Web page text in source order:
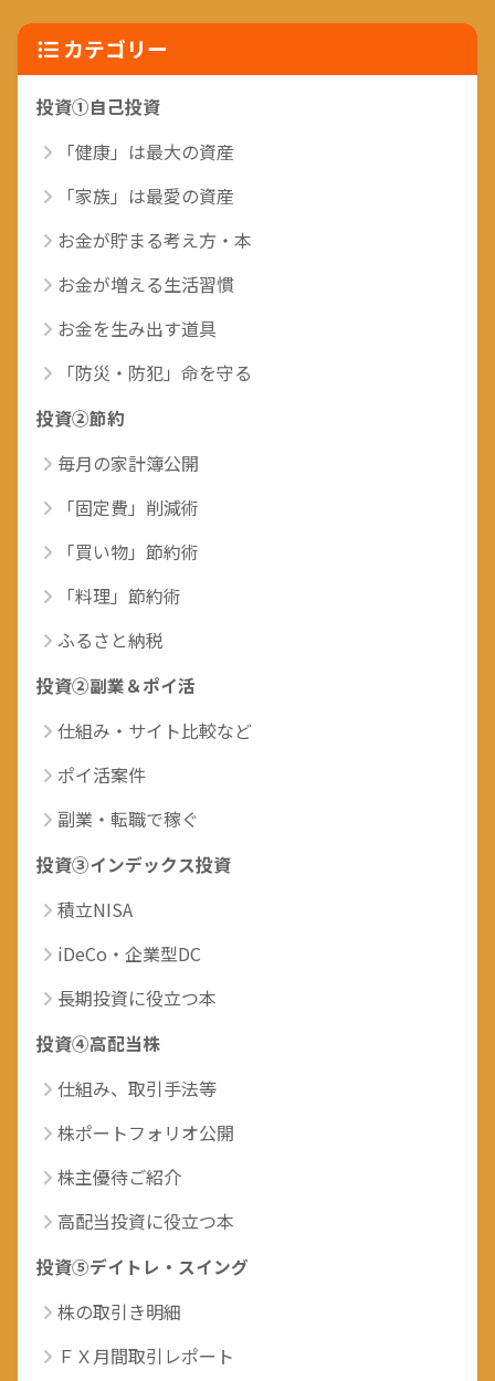
カテゴリー
投資①自己投資
「健康」は最大の資産
「家族」は最愛の資産
お金が貯まる考え方・本
お金が増える生活習慣
お金を生み出す道具
「防災・防犯」命を守る
投資②節約
毎月の家計簿公開
「固定費」削減術
「買い物」節約術
「料理」節約術
ふるさと納税
投資②副業＆ポイ活
仕組み・サイト比較など
ポイ活案件
副業・転職で稼ぐ
投資③インデックス投資
積立NISA
iDeCo・企業型DC
長期投資に役立つ本
投資④高配当株
仕組み、取引手法等
株ポートフォリオ公開
株主優待ご紹介
高配当投資に役立つ本
投資⑤デイトレ・スイング
株の取引き明細
ＦＸ月間取引レポート